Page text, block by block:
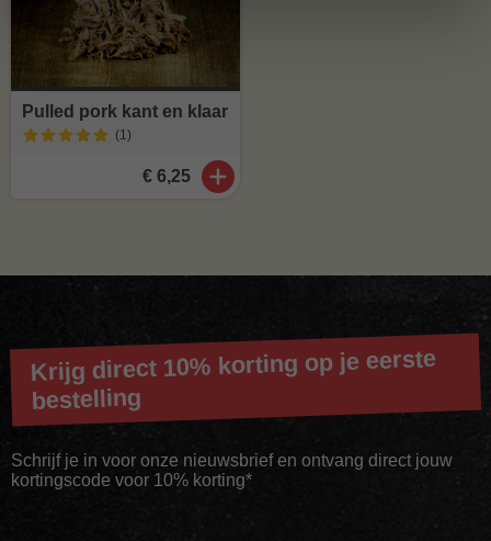
Pulled pork kant en klaar
(1)
€ 6,25
Krijg direct 10% korting op je eerste
bestelling
Schrijf je in voor onze nieuwsbrief en ontvang direct jouw
kortingscode voor 10% korting*